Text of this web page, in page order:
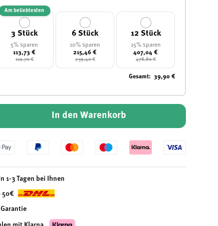
3 Stück
5% sparen
Am beliebtesten
113,73 €
119,70 €
6 Stück
10% sparen
215,46 €
239,40 €
12 Stück
15% sparen
407,04 €
478,80 €
Gesamt: 39,90 €
In den Warenkorb
1-3 Tagen bei Ihnen
50€